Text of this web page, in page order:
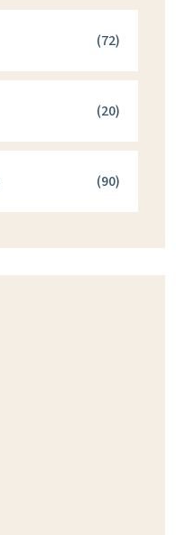
(72)
(20)
(90)